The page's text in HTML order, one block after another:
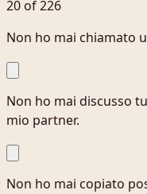
20 of 226
Non ho mai chiamato
Non ho mai discusso
mio partner.
Non ho mai copiato